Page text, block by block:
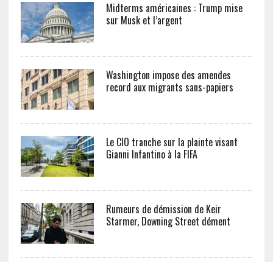
Midterms américaines : Trump mise
sur Musk et l’argent
Washington impose des amendes
record aux migrants sans-papiers
Le CIO tranche sur la plainte visant
Gianni Infantino à la FIFA
Rumeurs de démission de Keir
Starmer, Downing Street dément